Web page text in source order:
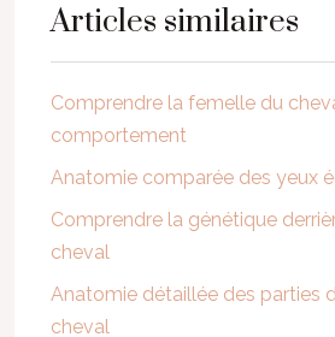
Articles similaires
Comprendre la femelle du
comportement
Anatomie comparée des yeux
Comprendre la génétique
cheval
Anatomie détaillée des parties
cheval